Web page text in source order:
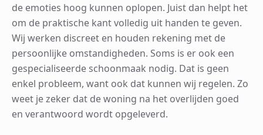
de emoties hoog kunnen oplopen. Juist dan helpt het
om de praktische kant volledig uit handen te geven.
Wij werken discreet en houden rekening met de
persoonlijke omstandigheden. Soms is er ook een
gespecialiseerde schoonmaak nodig. Dat is geen
enkel probleem, want ook dat kunnen wij regelen. Zo
weet je zeker dat de woning na het overlijden goed
en verantwoord wordt opgeleverd.